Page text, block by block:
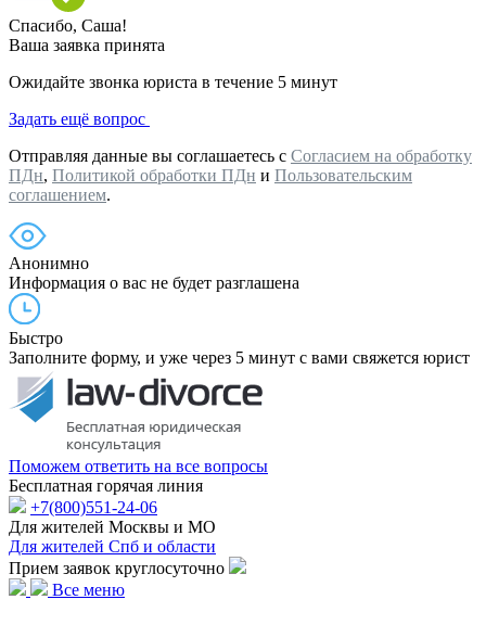
Спасибо, Саша!
Ваша заявка принята
Ожидайте звонка юриста в течение 5 минут
Задать ещё вопрос
Отправляя данные вы соглашаетесь с Согласием на обработку
ПДн, Политикой обработки ПДн и Пользовательским
соглашением.
Анонимно
Информация о вас не будет разглашена
Быстро
Заполните форму, и уже через 5 минут с вами свяжется юрист
Поможем ответить на все вопросы
Бесплатная горячая линия
+7(800)551-24-06
Для жителей Москвы и МО
Для жителей Спб и области
Прием заявок круглосуточно
Все меню